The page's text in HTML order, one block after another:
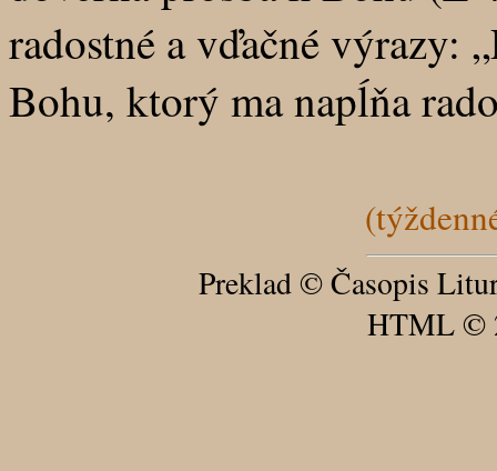
radostné a vďačné výrazy:
Bohu, ktorý ma napĺňa
Preklad © Časopis
HTML ©